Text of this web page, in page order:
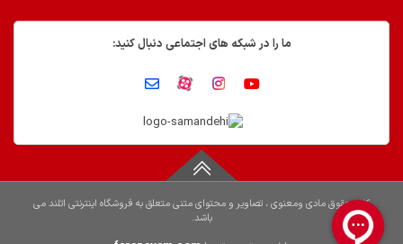
ما را در شبکه های اجتماعی دنبال کنید:
کلیه حقوق مادی ومعنوی ، تصاویر و محتوای متنی متعلق به فروشگاه اینترنتی اتلند می
باشد.